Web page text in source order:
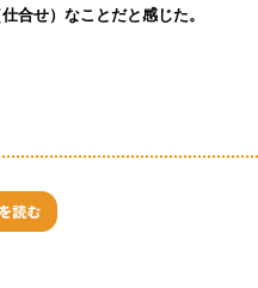
合せ）なことだと感じた。